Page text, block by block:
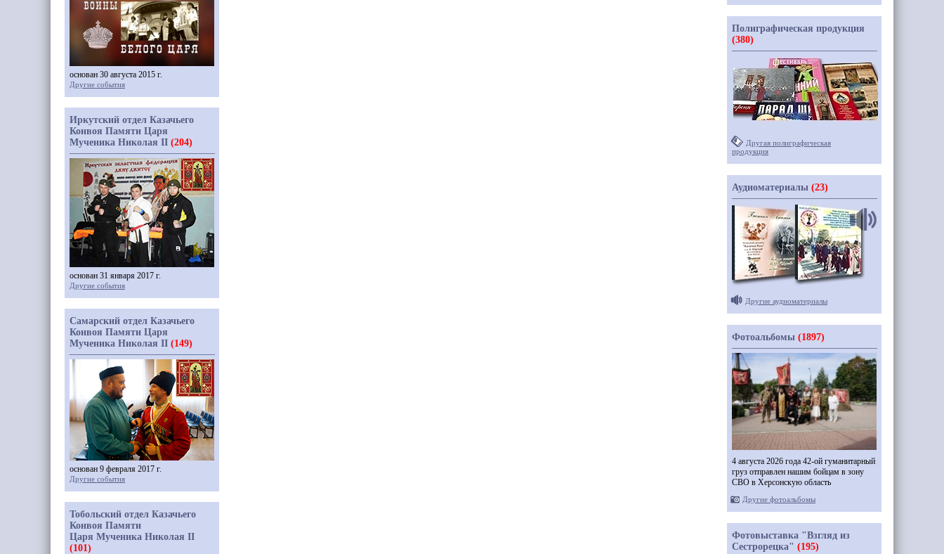
основан 30 августа 2015 г.
Другие события
Иркутский отдел Казачьего
Конвоя Памяти Царя
Мученика Николая II (204)
основан 31 января 2017 г.
Другие события
Самарский отдел Казачьего
Конвоя Памяти Царя
Мученика Николая II (149)
основан 9 февраля 2017 г.
Другие события
Тобольский отдел Казачьего
Конвоя Памяти
Царя Мученика Николая II
(101)
Полиграфическая продукция
(380)
Другая полиграфическая
продукция
Аудиоматериалы (23)
Другие аудиоматериалы
Фотоальбомы (1897)
4 августа 2026 года 42-ой гуманитарный
груз отправлен нашим бойцам в зону
СВО в Херсонскую область
Другие фотоальбомы
Фотовыставка "Взгляд из
Сестрорецка" (195)